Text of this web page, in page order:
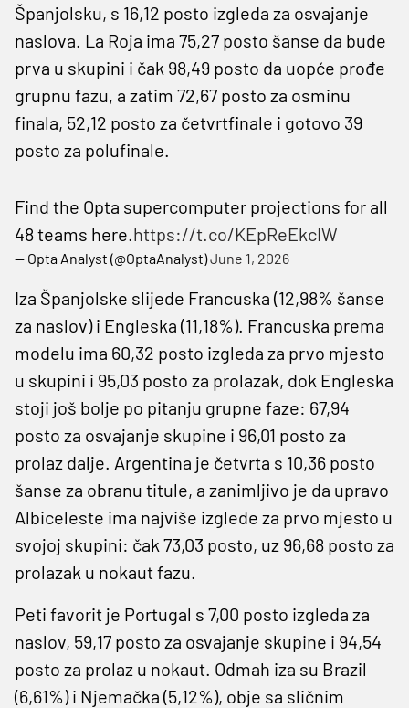
Španjolsku, s 16,12 posto izgleda za osvajanje
naslova. La Roja ima 75,27 posto šanse da bude
prva u skupini i čak 98,49 posto da uopće prođe
grupnu fazu, a zatim 72,67 posto za osminu
finala, 52,12 posto za četvrtfinale i gotovo 39
posto za polufinale.
Find the Opta supercomputer projections for all
48 teams here.https://t.co/KEpReEkcIW
— Opta Analyst (@OptaAnalyst)June 1, 2026
Iza Španjolske slijede Francuska (12,98% šanse
za naslov) i Engleska (11,18%). Francuska prema
modelu ima 60,32 posto izgleda za prvo mjesto
u skupini i 95,03 posto za prolazak, dok Engleska
stoji još bolje po pitanju grupne faze: 67,94
posto za osvajanje skupine i 96,01 posto za
prolaz dalje. Argentina je četvrta s 10,36 posto
šanse za obranu titule, a zanimljivo je da upravo
Albiceleste ima najviše izglede za prvo mjesto u
svojoj skupini: čak 73,03 posto, uz 96,68 posto za
prolazak u nokaut fazu.
Peti favorit je Portugal s 7,00 posto izgleda za
naslov, 59,17 posto za osvajanje skupine i 94,54
posto za prolaz u nokaut. Odmah iza su Brazil
(6,61%) i Njemačka (5,12%), obje sa sličnim